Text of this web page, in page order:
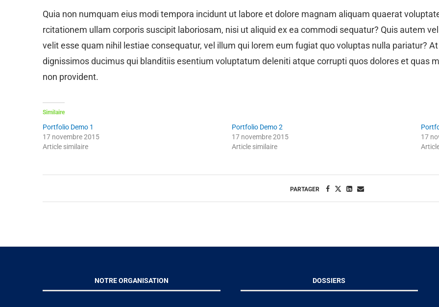
Quia non numquam eius modi tempora incidunt ut labore et dolore magnam aliquam quaerat
rcitationem ullam corporis suscipit laboriosam, nisi ut aliquid ex ea commodi sequatur? Quis autem
velit esse quam nihil lestiae consequatur, vel illum qui lorem eum fugiat quo voluptas nulla pariatur?
dignissimos ducimus qui blanditiis esentium voluptatum deleniti atque corrupti quos dolores et quas
non provident.
Similaire
Portfolio Demo 1
17 novembre 2015
Article similaire
Portfolio Demo 2
17 novembre 2015
Article similaire
17
PARTAGER
NOTRE ORGANISATION DOSSIERS